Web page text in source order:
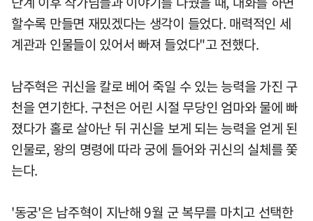
할수록 만들면 재밌겠다는 생각이 들었다. 매력적인 세
계관과 인물들이 있어서 빠져 들었다"고 전했다.
남주혁은 귀신을 칼로 베어 죽일 수 있는 능력을 가진 구
천을 연기한다. 구천은 어린 시절 무당인 엄마와 물에 빠
졌다가 홀로 살아난 뒤 귀신을 보게 되는 능력을 얻게 된
인물로, 왕의 명령에 따라 궁에 들어와 귀신의 실체를 쫓
는다.
'동궁'은 남주혁이 지난해 9월 군 복무를 마치고 선택한